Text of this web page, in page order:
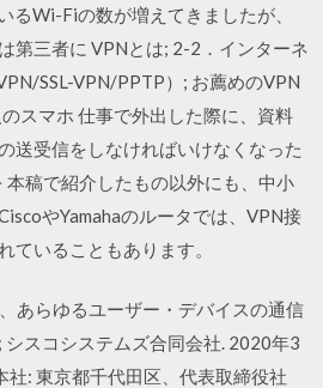
るWi-Fiの数が増えてきましたが、
第三者に VPNとは; 2-2．インターネ
SSL-VPN/PPTP）; お薦めのVPN
スマホ 仕事で外出した際に、資料
送受信をしなければいけなくなった
本稿で紹介したもの以外にも、中小
やYamahaのルータでは、VPN接
ていることもあります。
あらゆるユーザー・デバイスの通信
スコシステムズ合同会社. 2020年3
社: 東京都千代田区、代表取締役社